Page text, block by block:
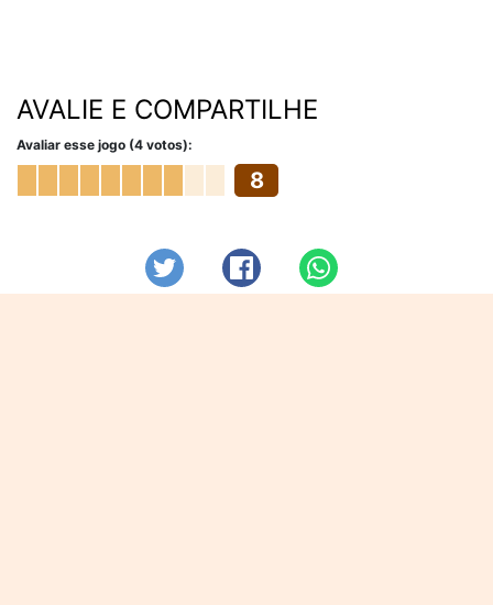
AVALIE E COMPARTILHE
Avaliar esse jogo (4 votos):
8